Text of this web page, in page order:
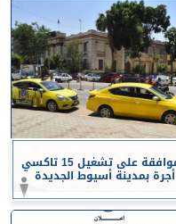
الموافقة على تشغيل 15 تاكسي
أجرة بمدينة أسيوط الجديدة